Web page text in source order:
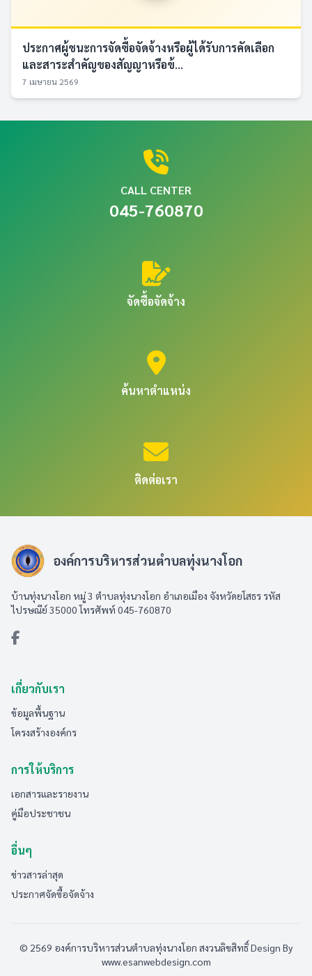
ประกาศผู้ชนะการจัดซื้อจัดจ้างหรือผู้ได้รับการคัดเลือก
และสาระสำคัญของสัญญาหรือข้...
7 เมษายน 2569
CALL CENTER
045-760870
จัดซื้อจัดจ้าง
ค้นหาตำแหน่ง
ติดต่อเรา
องค์การบริหารส่วนตำบลทุ่งนางโอก
บ้านทุ่งนางโอก หมู่ 3 ตำบลทุ่งนางโอก อำเภอเมือง จังหวัดยโสธร รหัส
ไปรษณีย์ 35000 โทรศัพท์ 045-760870
เกี่ยวกับเรา
ข้อมูลพื้นฐาน
โครงสร้างองค์กร
การให้บริการ
เอกสารและรายงาน
คู่มือประชาชน
อื่นๆ
ข่าวสารล่าสุด
ประกาศจัดซื้อจัดจ้าง
© 2569 องค์การบริหารส่วนตำบลทุ่งนางโอก สงวนลิขสิทธิ์Design By
www.esanwebdesign.com